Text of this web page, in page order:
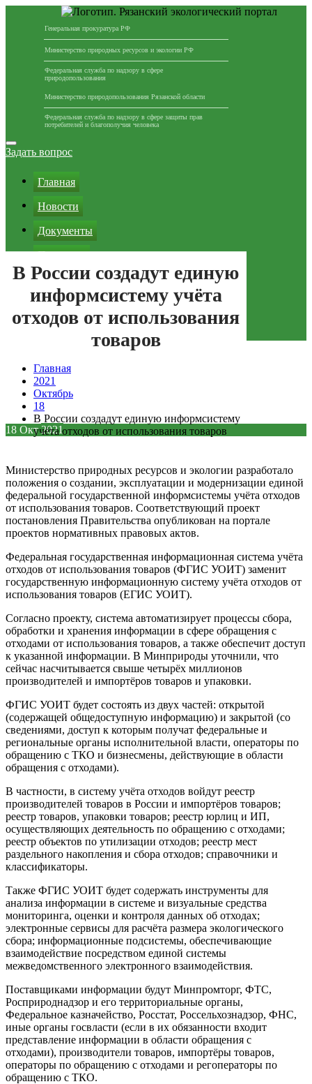
Генеральная прокуратура РФ
Министерство природных ресурсов и экологии РФ
Федеральная служба по надзору в сфере
природопользования
Министерство природопользования Рязанской области
Федеральная служба по надзору в сфере защиты прав
потребителей и благополучия человека
Перейти
к
Задать вопрос
Главная
Новости
Документы
Партнеры
Вопросы и ответы
Реклама на сайте
Зеленая кнопка
В России создадут единую
информсистему учёта
отходов от использования
товаров
Главная
2021
Октябрь
18
В России создадут единую информсистему
учёта отходов от использования товаров
18 Окт2021
Министерство природных ресурсов и экологии разработало
положения о создании, эксплуатации и модернизации единой
федеральной государственной информсистемы учёта отходов
от использования товаров. Соответствующий проект
постановления Правительства опубликован на портале
проектов нормативных правовых актов.
Федеральная государственная информационная система учёта
отходов от использования товаров (ФГИС УОИТ) заменит
государственную информационную систему учёта отходов от
использования товаров (ЕГИС УОИТ).
Согласно проекту, система автоматизирует процессы сбора,
обработки и хранения информации в сфере обращения с
отходами от использования товаров, а также обеспечит доступ
к указанной информации. В Минприроды уточнили, что
сейчас насчитывается свыше четырёх миллионов
производителей и импортёров товаров и упаковки.
ФГИС УОИТ будет состоять из двух частей: открытой
(содержащей общедоступную информацию) и закрытой (со
сведениями, доступ к которым получат федеральные и
региональные органы исполнительной власти, операторы по
обращению с ТКО и бизнесмены, действующие в области
обращения с отходами).
В частности, в систему учёта отходов войдут реестр
производителей товаров в России и импортёров товаров;
реестр товаров, упаковки товаров; реестр юрлиц и ИП,
осуществляющих деятельность по обращению с отходами;
реестр объектов по утилизации отходов; реестр мест
раздельного накопления и сбора отходов; справочники и
классификаторы.
Также ФГИС УОИТ будет содержать инструменты для
анализа информации в системе и визуальные средства
мониторинга, оценки и контроля данных об отходах;
электронные сервисы для расчёта размера экологического
сбора; информационные подсистемы, обеспечивающие
взаимодействие посредством единой системы
межведомственного электронного взаимодействия.
Поставщиками информации будут Минпромторг, ФТС,
Росприроднадзор и его территориальные органы,
Федеральное казначейство, Росстат, Россельхознадзор, ФНС,
иные органы госвласти (если в их обязанности входит
представление информации в области обращения с
отходами), производители товаров, импортёры товаров,
операторы по обращению с отходами и регоператоры по
обращению с ТКО.